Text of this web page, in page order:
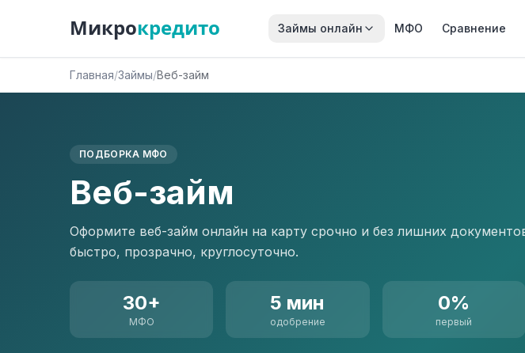
Микрокредито Займы онлайн МФО Сравнение
Главная/Займы/Веб-займ
ПОДБОРКА МФО
Веб-займ
Оформите веб-займ онлайн на карту срочно и без лишних
быстро, прозрачно, круглосуточно.
30+
МФО
5 мин
одобрение
0%
первый